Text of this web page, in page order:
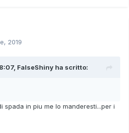
2019
FalseShiny ha scritto:
spada in piu me lo manderesti...per i